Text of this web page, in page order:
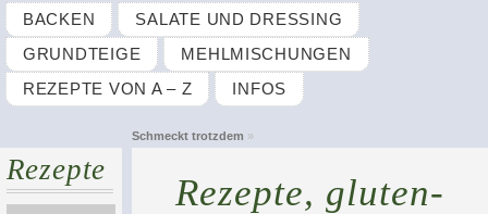
BACKEN
SALATE UND DRESSING
GRUNDTEIGE
MEHLMISCHUNGEN
REZEPTE VON A – Z
INFOS
Schmeckt trotzdem »
Rezepte
Rezepte, gluten-